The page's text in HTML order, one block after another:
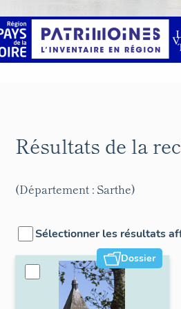
Résultats de la
(Département : Sarthe)
Sélectionner les résultats
Dossier